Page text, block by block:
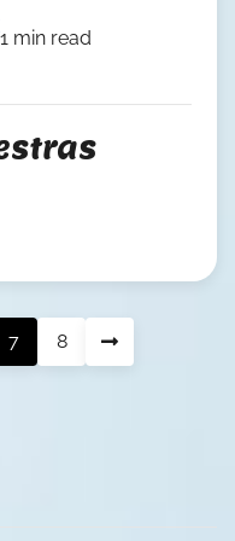
1 min read
7 8